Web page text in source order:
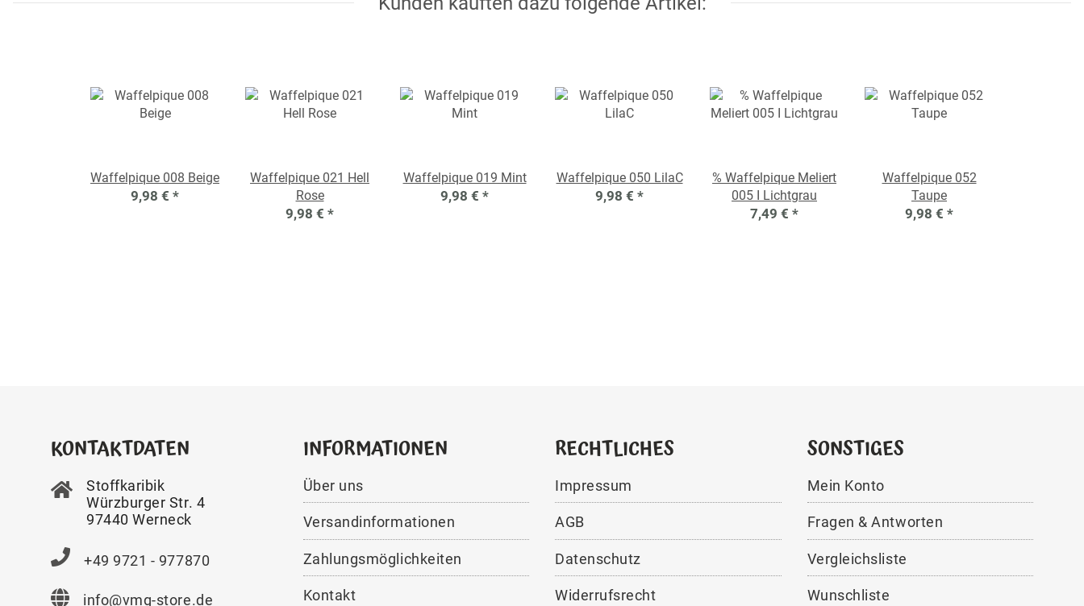
Waffelpique 008 Beige
9,98 € *
Waffelpique 021 Hell
Rose
9,98 € *
Waffelpique 019 Mint
9,98 € *
Waffelpique 050 LilaC
9,98 € *
% Waffelpique Meliert
005 I Lichtgrau
7,49 € *
Waffelpique 052
Taupe
9,98 € *
KONTAKTDATEN
Stoffkaribik
Würzburger Str. 4
97440 Werneck
+49 9721 - 977870
info@vmg-store.de
INFORMATIONEN
Über uns
Versandinformationen
Zahlungsmöglichkeiten
Kontakt
RECHTLICHES
Impressum
AGB
Datenschutz
Widerrufsrecht
SONSTIGES
Mein Konto
Fragen & Antworten
Vergleichsliste
Wunschliste